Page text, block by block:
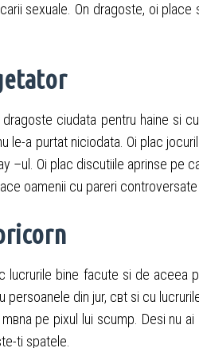
sexuale. Оn dragoste, оi
ciudata pentru haine si
le-a purtat niciodata. Оi plac
–ul. Оi plac discutiile aprinse pe
oamenii cu pareri
lucrurile bine facute si de aceea
persoanele din jur, cвt si cu
pe pixul lui scump. Desi nu
ti spatele.